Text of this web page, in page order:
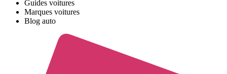
Guides voitures
Marques voitures
Blog auto